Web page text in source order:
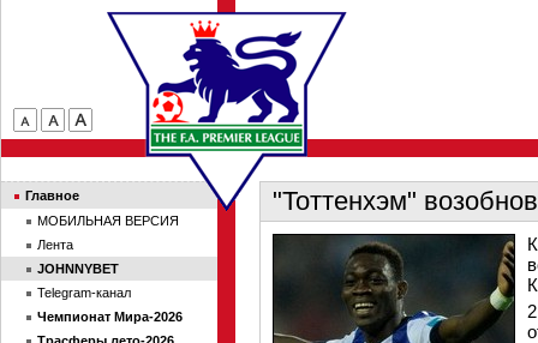
"Тоттенхэм"
Главное
МОБИЛЬНАЯ ВЕРСИЯ
Лента
JOHNNYBET
Telegram-канал
Чемпионат Мира-2026